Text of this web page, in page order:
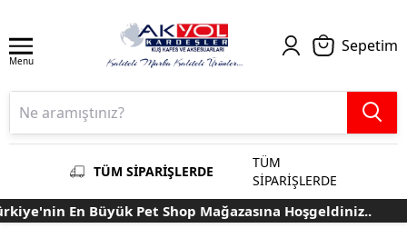
Menu
Sepetim
TÜM SİPARİŞLERDE
TÜM
SİPARİŞLERDE
En Büyük Pet Shop Mağazasına Hoşgeldiniz..